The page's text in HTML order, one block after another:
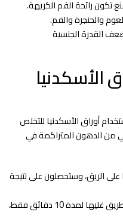
تكون رائحة الفم الكريهة.
والحنجرة والفم.
القدرة الجنسية
الأسكدنيا
أوراق الأسكدنيا للتخلص
من الدهون المتراكمة في
الريق، وستحصلون على نتيجة
يتم تخضير مغلي أوراق الأسكدنيا عن طريق غليها لمدة 10 دقائق فقط،